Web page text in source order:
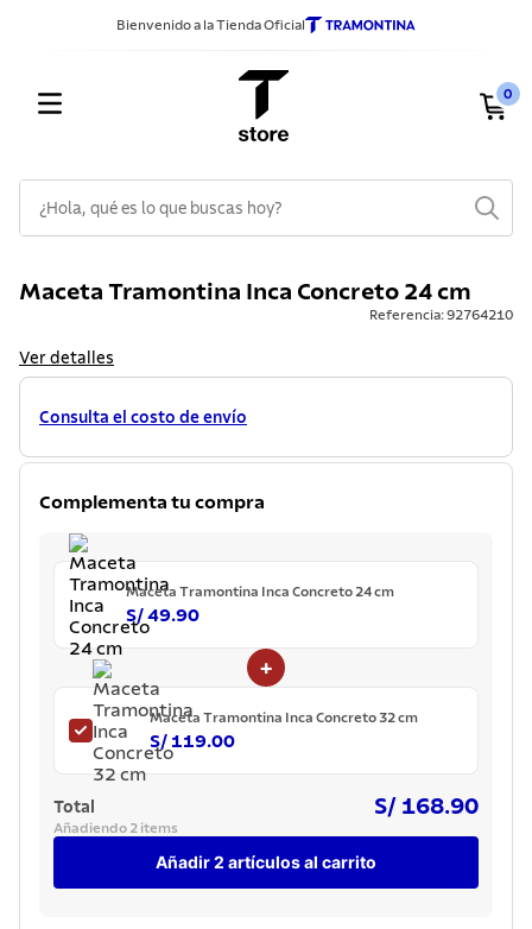
Bienvenido a la Tienda Oficial
0
Maceta Tramontina Inca Concreto 24 cm
Referencia:92764210
Ver detalles
Consulta el costo de envío
Complementa tu compra
Maceta Tramontina Inca Concreto 24 cm
S/ 49.90
+
Maceta Tramontina Inca Concreto 32 cm
S/ 119.00
Total S/ 168.90
Añadiendo 2 items
Añadir 2 artículos al carrito
1.
sarten
3.
cuchillos
4.
cubiertos
5.
juego ollas
6.
tetera
lavadero
acero inoxidable
cuchillo
grano